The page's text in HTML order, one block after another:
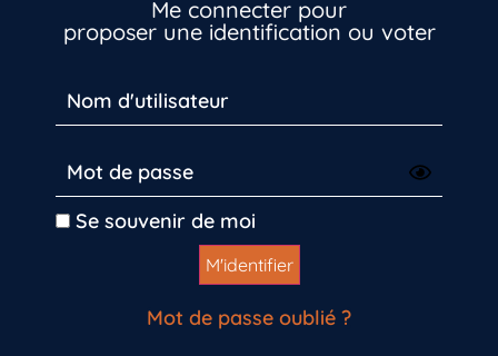
Me connecter pour
proposer une identification ou voter
Se souvenir de moi
Mot de passe oublié ?